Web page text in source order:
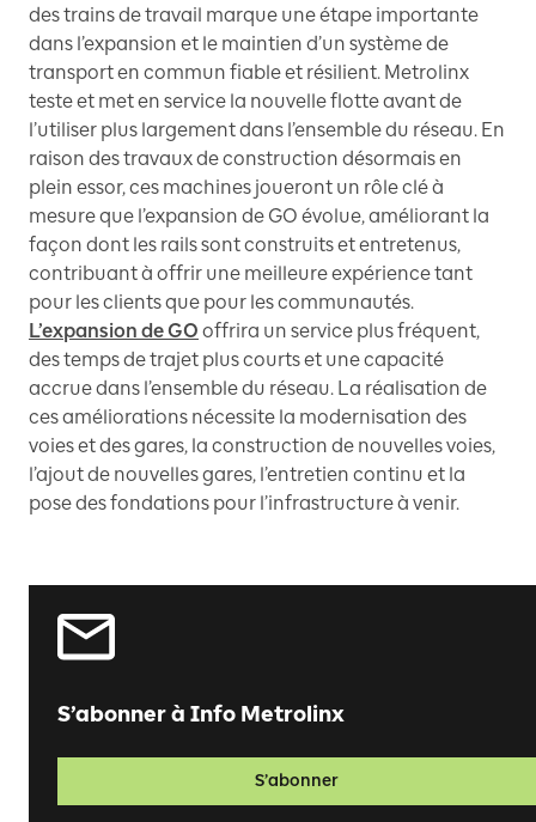
des trains de travail marque une étape importante
dans l’expansion et le maintien d’un système de
transport en commun fiable et résilient. Metrolinx
teste et met en service la nouvelle flotte avant de
l’utiliser plus largement dans l’ensemble du réseau. En
raison des travaux de construction désormais en
plein essor, ces machines joueront un rôle clé à
mesure que l’expansion de GO évolue, améliorant la
façon dont les rails sont construits et entretenus,
contribuant à offrir une meilleure expérience tant
pour les clients que pour les communautés.
L’expansion de GO offrira un service plus fréquent,
des temps de trajet plus courts et une capacité
accrue dans l’ensemble du réseau. La réalisation de
ces améliorations nécessite la modernisation des
voies et des gares, la construction de nouvelles voies,
l’ajout de nouvelles gares, l’entretien continu et la
pose des fondations pour l’infrastructure à venir.
S’abonner à Info Metrolinx
S’abonner